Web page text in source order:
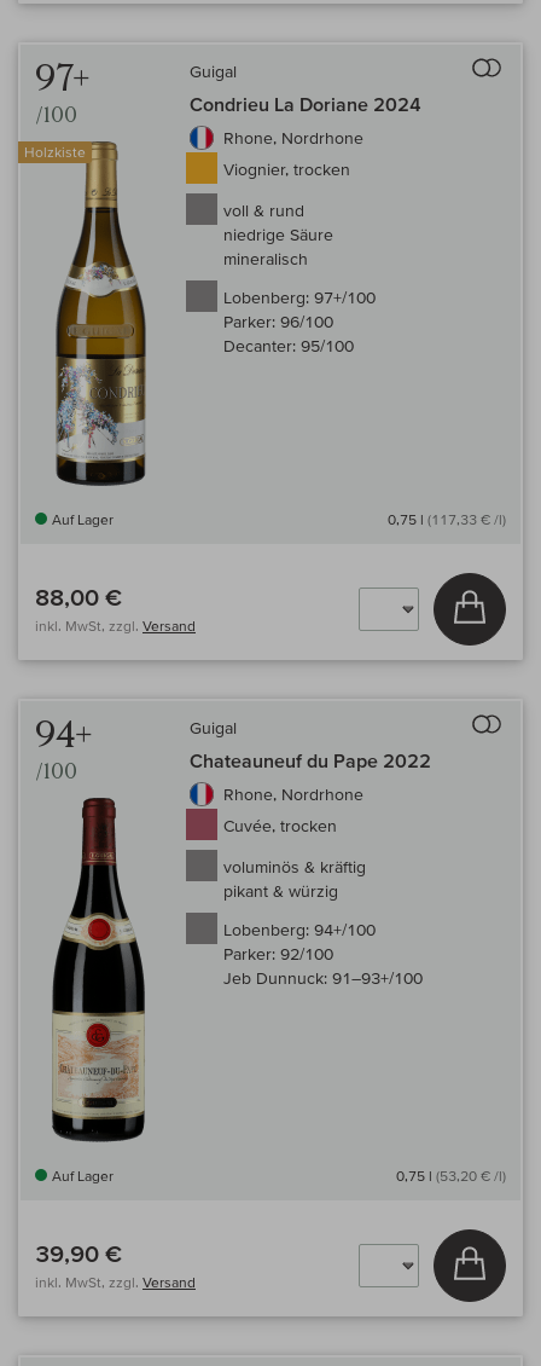
97+
/100
Holzkiste
Guigal
Condrieu La Doriane 2024
Rhone, Nordrhone
Viognier, trocken
voll & rund
niedrige Säure
mineralisch
Lobenberg: 97+/100
Parker: 96/100
Decanter: 95/100
Auf Lager 0,75 l (117,33 € /l)
88,00 €
inkl. MwSt, zzgl. Versand
In
94+
/100
Guigal
Chateauneuf du Pape 2022
Rhone, Nordrhone
Cuvée, trocken
voluminös & kräftig
pikant & würzig
Lobenberg: 94+/100
Parker: 92/100
Jeb Dunnuck: 91–93+/100
Auf Lager 0,75 l (53,20 € /l)
39,90 €
inkl. MwSt, zzgl. Versand
In